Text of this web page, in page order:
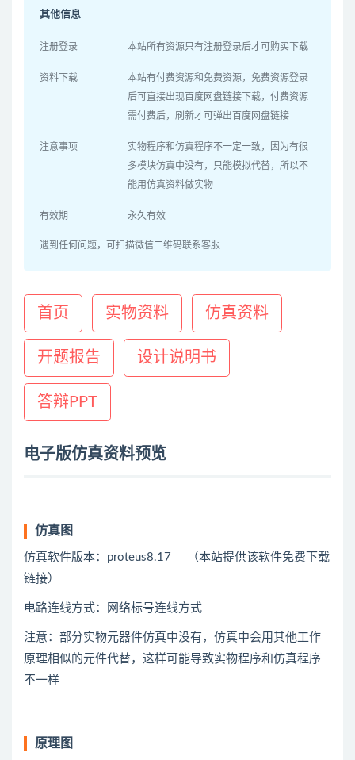
其他信息
注册登录 本站所有资源只有注册登录后才可购买下载
资料下载
本站有付费资源和免费资源，免费资源登录
后可直接出现百度网盘链接下载，付费资源
需付费后，刷新才可弹出百度网盘链接
注意事项
实物程序和仿真程序不一定一致，因为有很
多模块仿真中没有，只能模拟代替，所以不
能用仿真资料做实物
有效期 永久有效
遇到任何问题，可扫描微信二维码联系客服
首页 实物资料 仿真资料
开题报告 设计说明书
答辩PPT
电子版仿真资料预览
仿真图
仿真软件版本：proteus8.17 （本站提供该软件免费下载
链接）
电路连线方式：网络标号连线方式
注意：部分实物元器件仿真中没有，仿真中会用其他工作
原理相似的元件代替，这样可能导致实物程序和仿真程序
不一样
原理图